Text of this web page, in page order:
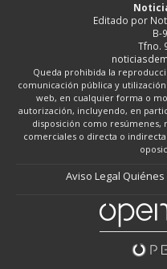
Editado por
B-
Tfno.
Queda prohibida la
comunicación pública y
web, en cualquier forma o
autorización, incluyendo, en
disposición como resúmenes,
comerciales o directa o
Aviso Legal Quiénes